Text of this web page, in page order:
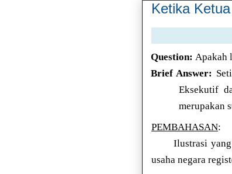
Ketika
Question: Apakah
Brief Answer:
Eksekutif
merupakan
PEMBAHASAN:
Ilustrasi
usaha negara